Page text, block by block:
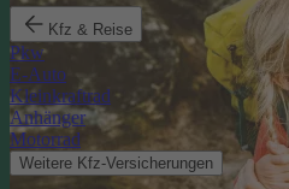
Kfz & Reise
Pkw
E-Auto
Kleinkraftrad
Anhänger
Motorrad
Weitere Kfz-Versicherungen